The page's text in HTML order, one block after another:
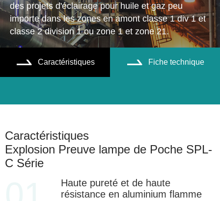
des projets d'éclairage pour huile et gaz peu
importe dans les zones en amont classe 1 div 1 et
classe 2 division 1 ou zone 1 et zone 21.
 Caractéristiques  Fiche technique
Caractéristiques
Explosion Preuve lampe de Poche SPL-
C Série
Haute pureté et de haute
résistance en aluminium flamme